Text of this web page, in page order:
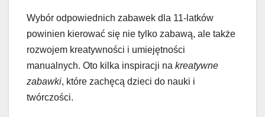
Wybór odpowiednich zabawek dla 11-latków
powinien kierować się nie tylko zabawą, ale także
rozwojem kreatywności i umiejętności
manualnych. Oto kilka inspiracji na kreatywne
zabawki, które zachęcą dzieci do nauki i
twórczości.